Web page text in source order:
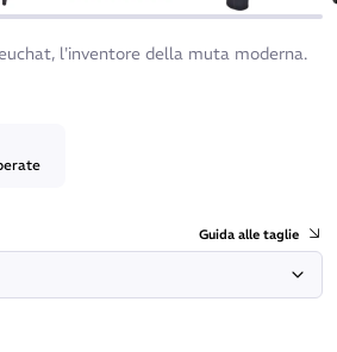
l'inventore della muta moderna.
Guida alle taglie